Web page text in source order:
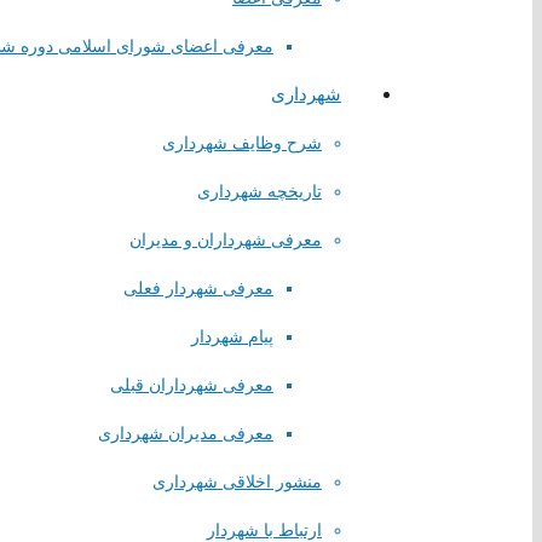
معرفی اعضای شورای اسلامی دوره
شهرداری
شرح وظایف شهرداری
تاریخچه شهرداری
معرفی شهرداران و مدیران
معرفی شهردار فعلی
پیام شهردار
معرفی شهرداران قبلی
معرفی مدیران شهرداری
منشور اخلاقی شهرداری
ارتباط با شهردار
یگاه اطلاع رسانی مقام معظم رهبری
سازمان شهرداری ها و دهیاری های کشور